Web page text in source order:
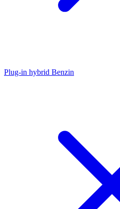
Plug-in hybrid Benzin